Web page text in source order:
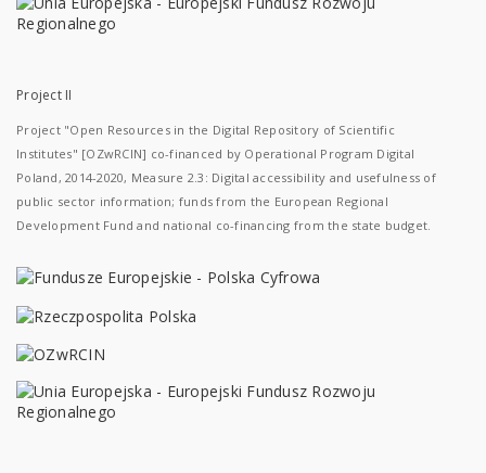
Project II
Project "Open Resources in the Digital Repository of Scientific
Institutes" [OZwRCIN] co-financed by Operational Program Digital
Poland, 2014-2020, Measure 2.3: Digital accessibility and usefulness of
public sector information; funds from the European Regional
Development Fund and national co-financing from the state budget.